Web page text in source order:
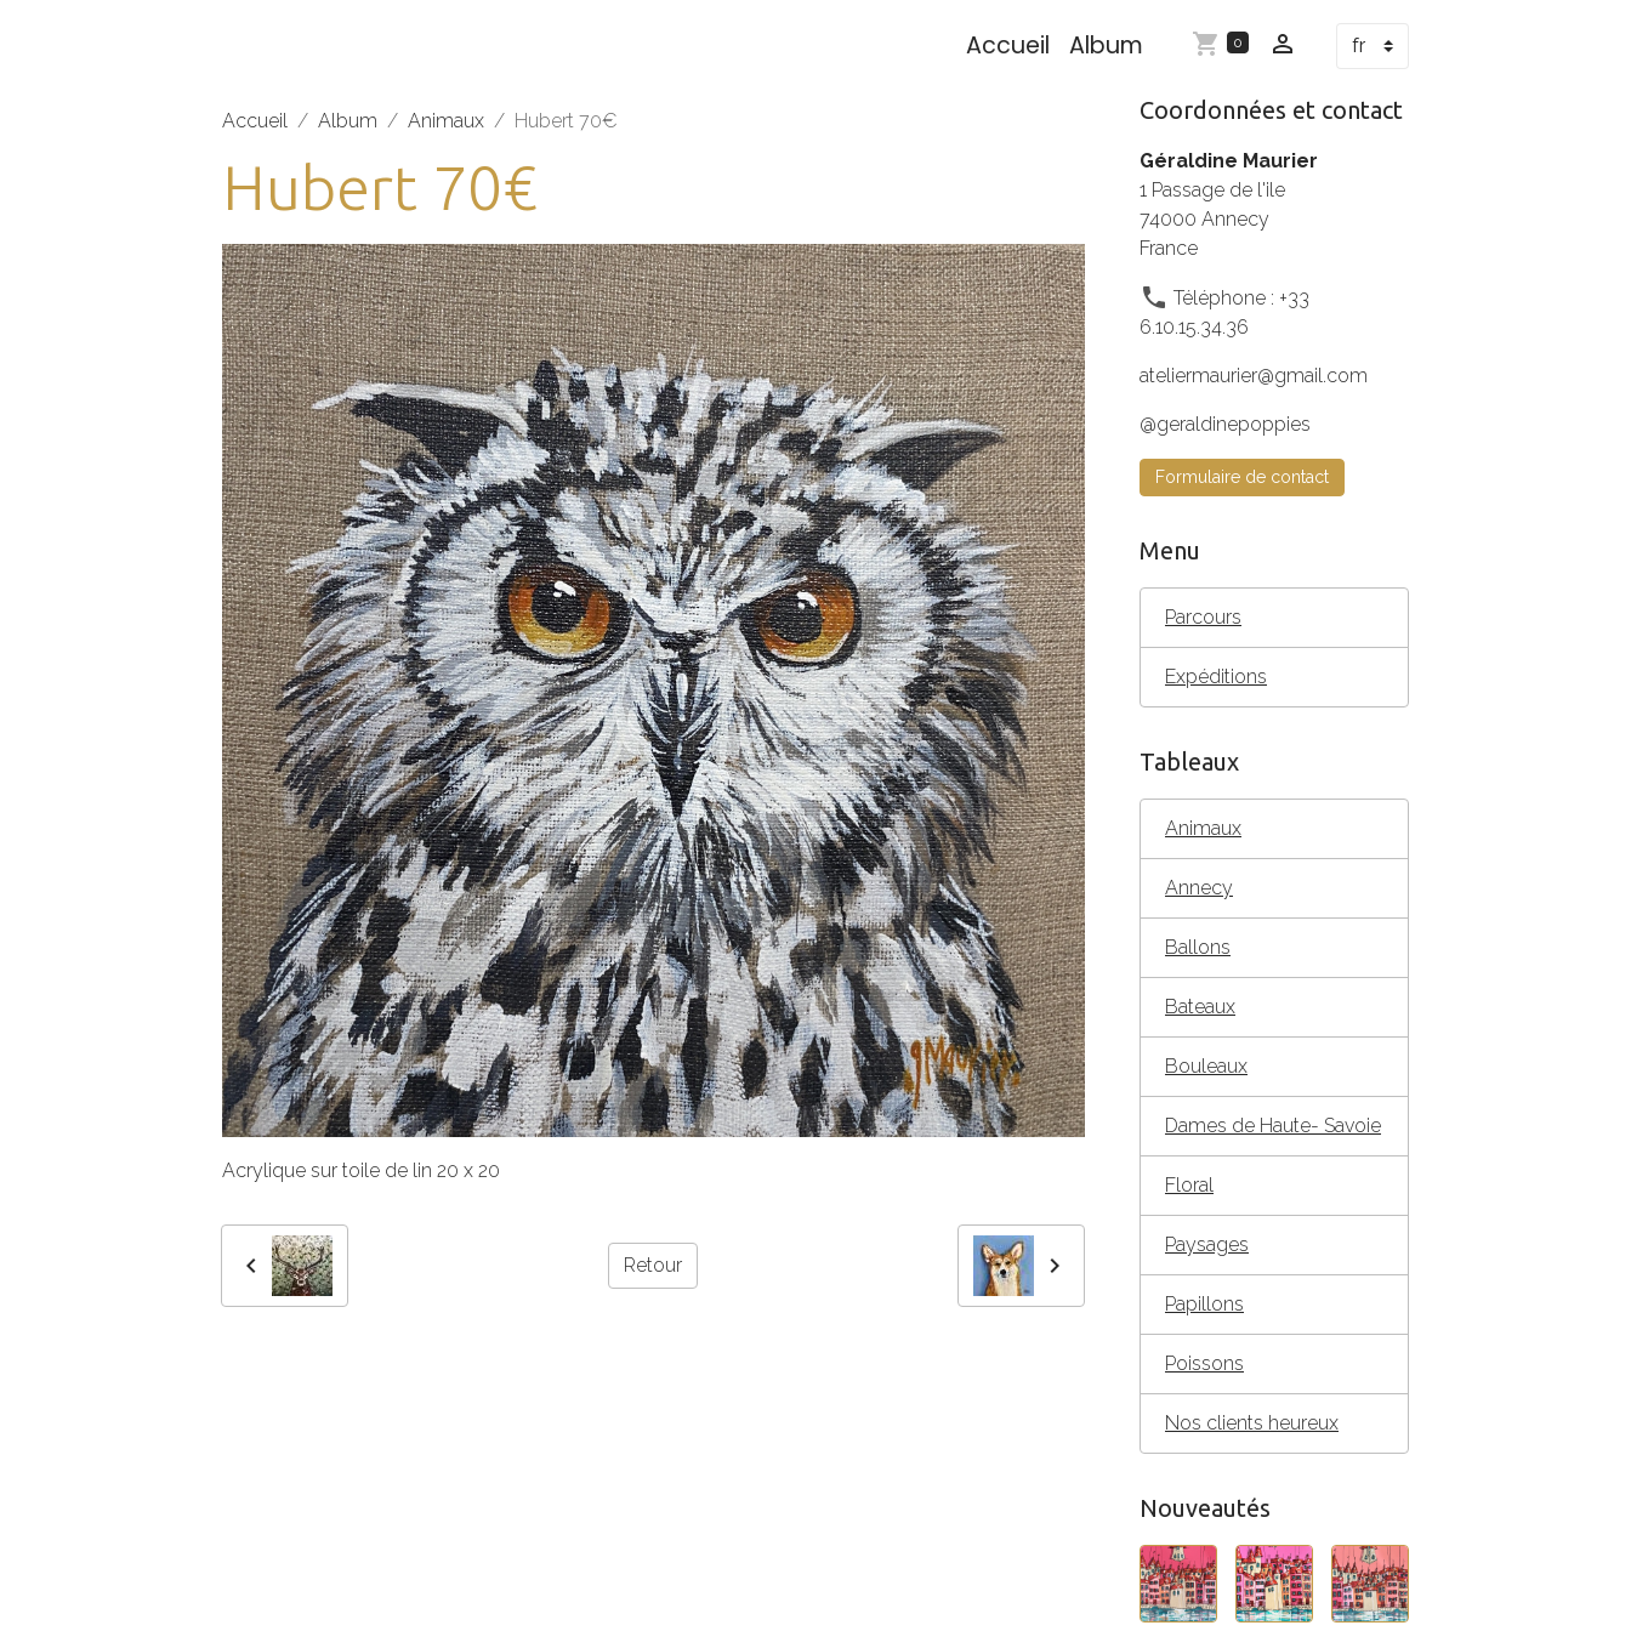
Accueil Album 0
Accueil Album Animaux Hubert 70€
Hubert 70€
Acrylique sur toile de lin 20 x 20
Retour
Coordonnées et contact
Géraldine Maurier
1 Passage de l'ile
74000 Annecy
France
Téléphone : +33
6.10.15.34.36
ateliermaurier@gmail.com
@geraldinepoppies
Formulaire de contact
Menu
Parcours
Expéditions
Tableaux
Animaux
Annecy
Ballons
Bateaux
Bouleaux
Dames de Haute- Savoie
Floral
Paysages
Papillons
Poissons
Nos clients heureux
Nouveautés